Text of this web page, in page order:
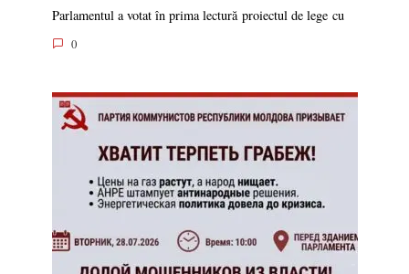
Parlamentul a votat în prima lectură proiectul de lege cu
0